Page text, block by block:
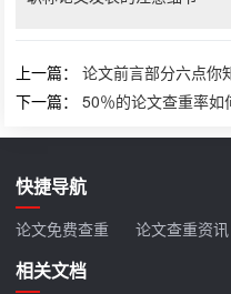
上一篇：论文前言部分六点你
下一篇：50％的论文查重率如
快捷导航
论文免费查重 论文查重资讯
相关文档